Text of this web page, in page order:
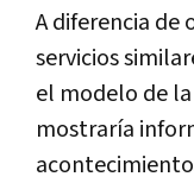
A diferencia de
servicios
el modelo de
mostraría